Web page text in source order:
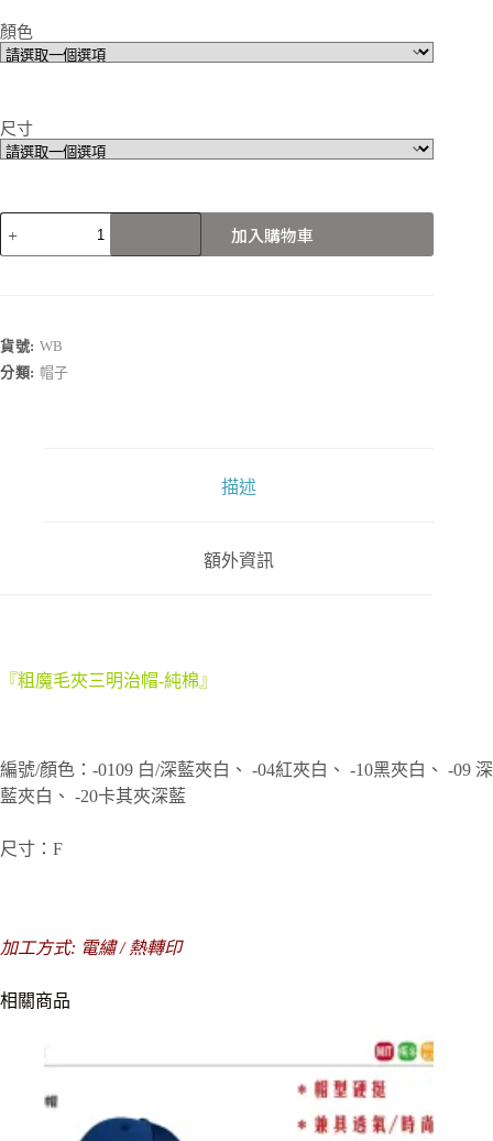
顏色
尺寸
WB
數
加入購物車
貨號: WB
分類: 帽子
描述
額外資訊
『粗魔毛夾三明治帽-純棉』
編號/顏色：-0109 白/深藍夾白、 -04紅夾白、 -10黑夾白、 -09 深
藍夾白、 -20卡其夾深藍
尺寸：F
加工方式: 電繡 / 熱轉印
相關商品